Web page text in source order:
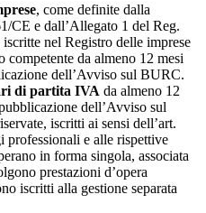
, come definite dalla
CE e dall’Allegato 1 del Reg.
nel Registro delle imprese
competente da almeno 12 mesi
dell’Avviso sul BURC.
di partita IVA da almeno 12
dell’Avviso sul
iscritti ai sensi dell’art.
e alle rispettive
in forma singola, associata
prestazioni d’opera
iscritti alla gestione separata